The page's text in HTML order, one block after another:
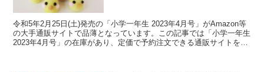
令和5年2月25日(土)発売の「小学一年生 2023年4月号」がAmazon等
の大手通販サイトで品薄となっています。この記事では「小学一年生
2023年4月号」の在庫があり、定価で予約注文できる通販サイトを調